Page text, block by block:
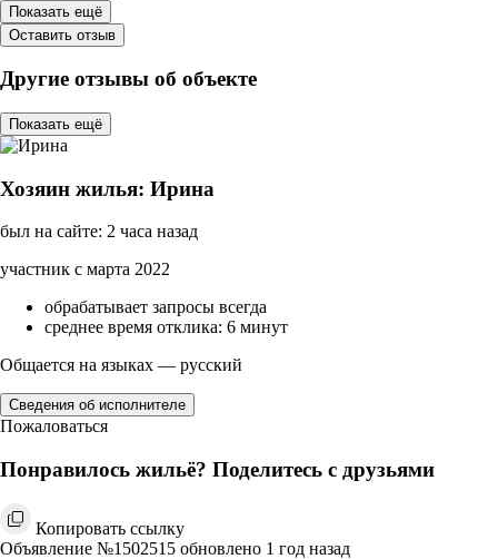
Показать ещё
Оставить отзыв
Другие отзывы об объекте
Показать ещё
Хозяин жилья: Ирина
был на сайте: 2 часа назад
участник с марта 2022
обрабатывает запросы всегда
среднее время отклика: 6 минут
Общается на языках — русский
Сведения об исполнителе
Пожаловаться
Понравилось жильё? Поделитесь с друзьями
Копировать ссылку
Объявление №1502515 обновлено 1 год назад